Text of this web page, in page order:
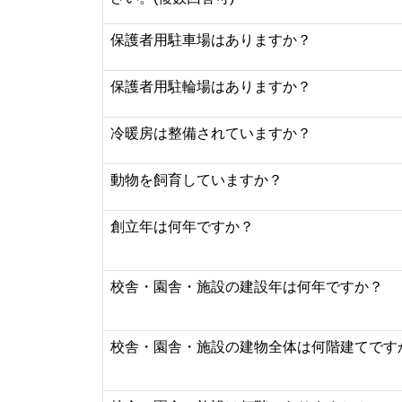
保護者用駐車場はありますか？
保護者用駐輪場はありますか？
冷暖房は整備されていますか？
動物を飼育していますか？
創立年は何年ですか？
校舎・園舎・施設の建設年は何年ですか？
校舎・園舎・施設の建物全体は何階建てです